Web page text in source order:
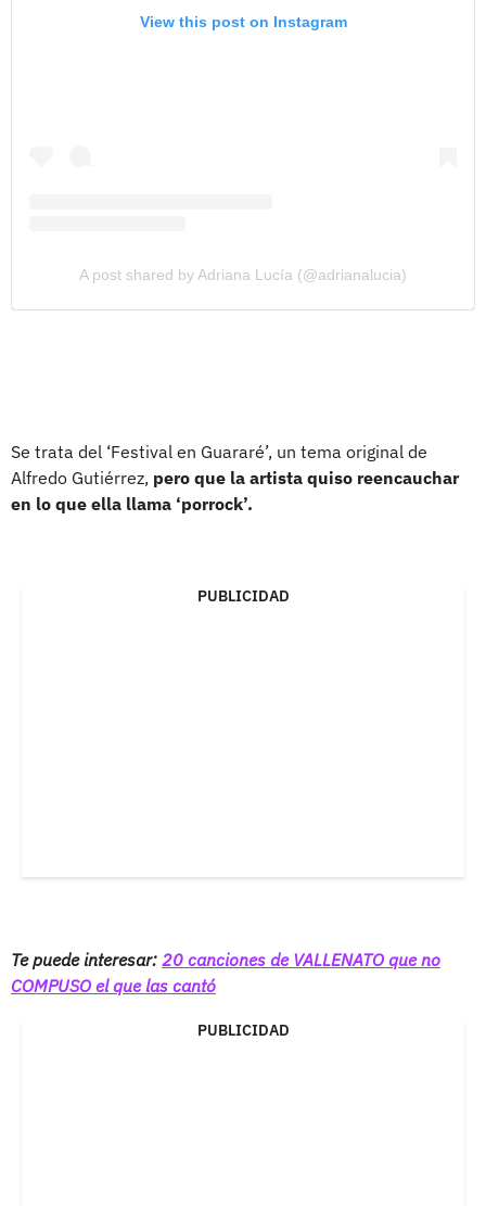
View this post on Instagram
A post shared by Adriana Lucía (@adrianalucia)
Se trata del ‘Festival en Guararé’, un tema original de
Alfredo Gutiérrez, pero que la artista quiso reencauchar
en lo que ella llama ‘porrock’.
PUBLICIDAD
Te puede interesar: 20 canciones de VALLENATO que no
COMPUSO el que las cantó
PUBLICIDAD